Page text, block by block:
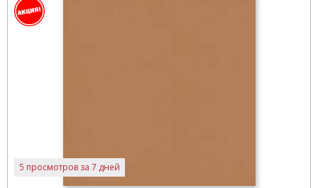
5 просмотров за 7 дней